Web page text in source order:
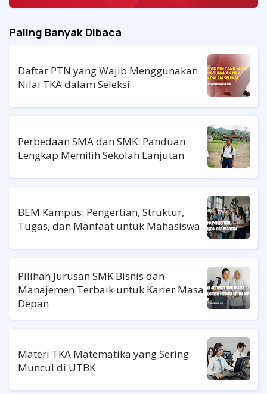
Paling Banyak Dibaca
Daftar PTN yang Wajib Menggunakan
Nilai TKA dalam Seleksi
Perbedaan SMA dan SMK: Panduan
Lengkap Memilih Sekolah Lanjutan
BEM Kampus: Pengertian, Struktur,
Tugas, dan Manfaat untuk Mahasiswa
Pilihan Jurusan SMK Bisnis dan
Manajemen Terbaik untuk Karier Masa
Depan
Materi TKA Matematika yang Sering
Muncul di UTBK